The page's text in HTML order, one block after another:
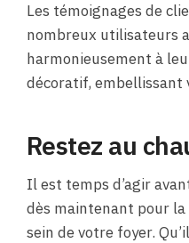
Les témoignages de
nombreux utilisateurs
harmonieusement à
décoratif, embellissant
Restez au
Il est temps d’agir
dès maintenant pour la
sein de votre foyer.